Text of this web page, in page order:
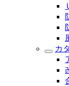
カ